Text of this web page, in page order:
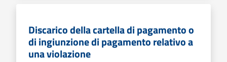
Discarico della cartella di pagamento o
di ingiunzione di pagamento relativo a
una violazione